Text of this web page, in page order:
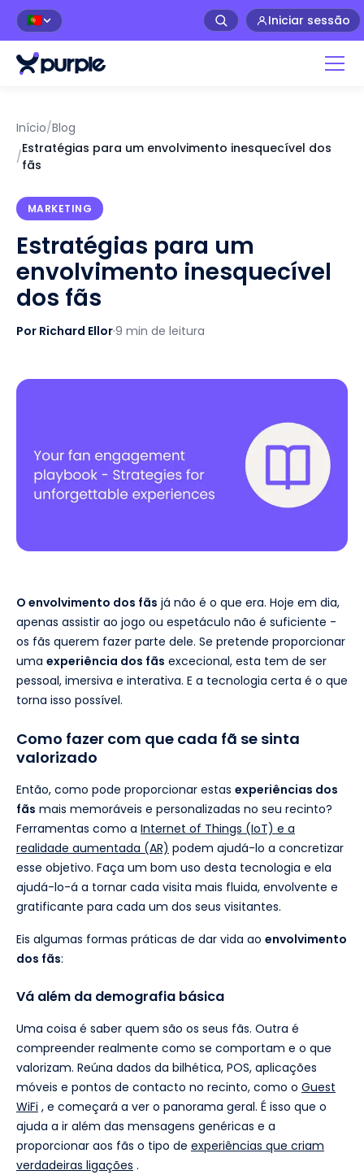
🇵🇹 Iniciar sessão
Início/Blog
/
Estratégias para um envolvimento inesquecível dos
fãs
MARKETING
Estratégias para um
envolvimento inesquecível
dos fãs
Por Richard Ellor·9 min de leitura
O envolvimento dos fãs já não é o que era. Hoje em dia,
apenas assistir ao jogo ou espetáculo não é suficiente -
os fãs querem fazer parte dele. Se pretende proporcionar
uma experiência dos fãs excecional, esta tem de ser
pessoal, imersiva e interativa. E a tecnologia certa é o que
torna isso possível.
Como fazer com que cada fã se sinta
valorizado
Então, como pode proporcionar estas experiências dos
fãs mais memoráveis e personalizadas no seu recinto?
Ferramentas como a Internet of Things (IoT) e a
realidade aumentada (AR) podem ajudá-lo a concretizar
esse objetivo. Faça um bom uso desta tecnologia e ela
ajudá-lo-á a tornar cada visita mais fluida, envolvente e
gratificante para cada um dos seus visitantes.
Eis algumas formas práticas de dar vida ao envolvimento
dos fãs:
Vá além da demografia básica
Uma coisa é saber quem são os seus fãs. Outra é
compreender realmente como se comportam e o que
valorizam. Reúna dados da bilhética, POS, aplicações
móveis e pontos de contacto no recinto, como o Guest
WiFi , e começará a ver o panorama geral. É isso que o
ajuda a ir além das mensagens genéricas e a
proporcionar aos fãs o tipo de experiências que criam
verdadeiras ligações .